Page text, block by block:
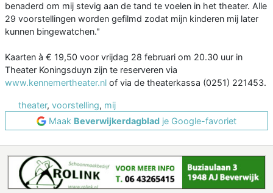
benaderd om mij stevig aan de tand te voelen in het theater. Alle
29 voorstellingen worden gefilmd zodat mijn kinderen mij later
kunnen bingewatchen."
Kaarten à € 19,50 voor vrijdag 28 februari om 20.30 uur in
Theater Koningsduyn zijn te reserveren via
www.kennemertheater.nl of via de theaterkassa (0251) 221453.
theater, voorstelling, mij
Maak Beverwijkerdagblad je Google-favoriet